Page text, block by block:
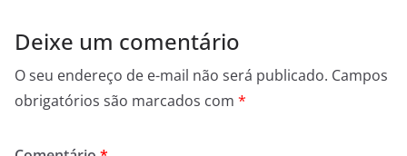
Deixe um comentário
O seu endereço de e-mail não será publicado. Campos
obrigatórios são marcados com *